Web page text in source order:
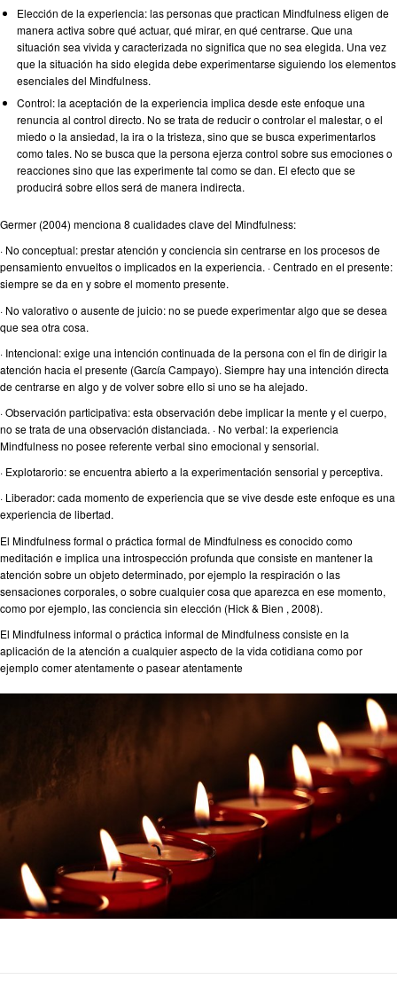
Elección de la experiencia: las personas que practican Mindfulness eligen de
manera activa sobre qué actuar, qué mirar, en qué centrarse. Que una
situación sea vivida y caracterizada no significa que no sea elegida. Una vez
que la situación ha sido elegida debe experimentarse siguiendo los elementos
esenciales del Mindfulness.
Control: la aceptación de la experiencia implica desde este enfoque una
renuncia al control directo. No se trata de reducir o controlar el malestar, o el
miedo o la ansiedad, la ira o la tristeza, sino que se busca experimentarlos
como tales. No se busca que la persona ejerza control sobre sus emociones o
reacciones sino que las experimente tal como se dan. El efecto que se
producirá sobre ellos será de manera indirecta.
Germer (2004) menciona 8 cualidades clave del Mindfulness:
· No conceptual: prestar atención y conciencia sin centrarse en los procesos de
pensamiento envueltos o implicados en la experiencia. · Centrado en el presente:
siempre se da en y sobre el momento presente.
· No valorativo o ausente de juicio: no se puede experimentar algo que se desea
que sea otra cosa.
· Intencional: exige una intención continuada de la persona con el fin de dirigir la
atención hacia el presente (García Campayo). Siempre hay una intención directa
de centrarse en algo y de volver sobre ello si uno se ha alejado.
· Observación participativa: esta observación debe implicar la mente y el cuerpo,
no se trata de una observación distanciada. · No verbal: la experiencia
Mindfulness no posee referente verbal sino emocional y sensorial.
· Explotarorio: se encuentra abierto a la experimentación sensorial y perceptiva.
· Liberador: cada momento de experiencia que se vive desde este enfoque es una
experiencia de libertad.
El Mindfulness formal o práctica formal de Mindfulness es conocido como
meditación e implica una introspección profunda que consiste en mantener la
atención sobre un objeto determinado, por ejemplo la respiración o las
sensaciones corporales, o sobre cualquier cosa que aparezca en ese momento,
como por ejemplo, las conciencia sin elección (Hick & Bien , 2008).
El Mindfulness informal o práctica informal de Mindfulness consiste en la
aplicación de la atención a cualquier aspecto de la vida cotidiana como por
ejemplo comer atentamente o pasear atentamente